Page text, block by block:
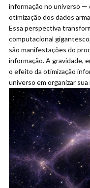
informação no universo —
otimização dos dados
Essa perspectiva
computacional
são manifestações do
informação. A gravidade,
o efeito da otimização
universo em organizar